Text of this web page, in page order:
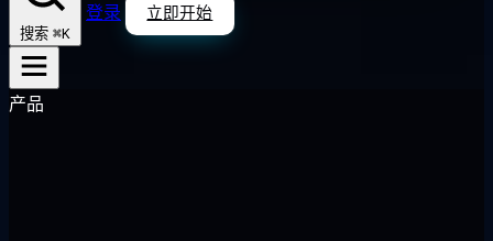
搜索 ⌘K
登录 立即开始
产品